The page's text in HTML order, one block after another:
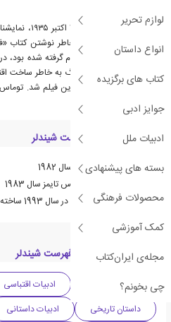
لوازم تحریر
انواع داستان
کتاب های برگزیده
جوایز ادبی
ادبیات ملل
بسته های پیشنهادی
محصولات فرهنگی
کمک آموزشی
مجله‌ی ایران‌کتاب
چی بخونم؟
توماس کنیلی
استرالیایی است. او به خاطر نوشتن کتاب
بوکر شد. استیون اسپیلبرگ به خاطر ساخت
کسب جایزه ی اسکار بهترین فیلم شد.
مایلز فرانکلین شده است.
ویژگی های کتاب فهرست شیندلر
برنده ی جایزه ی من بوکر سال 1982
برنده ی جایزه ی لس آنجلس تایمز سال 1983
فیلمی بر اساس این کتاب در سال 1993 ساخته شده است.
دسته بندی های کتاب فهرست شیندلر
جایزه ی من بوکر ادبیات اقتباسی
داستان تاریخی
ادبیات داستانی